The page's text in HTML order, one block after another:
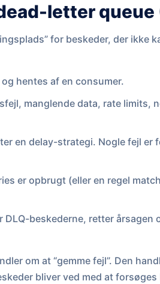
letter queue
for beskeder, der ikke
hentes af en consumer.
manglende data, rate limits,
en delay-strategi. Nogle fejl
er opbrugt (eller en regel
DLQ-beskederne, retter årsagen
om at “gemme fejl”. Den
bliver ved med at